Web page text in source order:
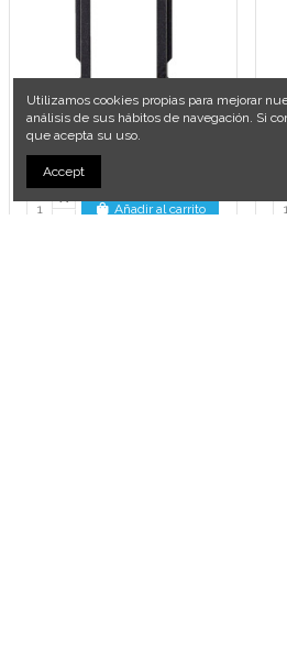
Porta SIM iPhone X - Negro
Añadir al carrito
Utilizamos cookies propias para mejorar
análisis de sus hábitos de navegación. Si
que acepta su uso.
Accept